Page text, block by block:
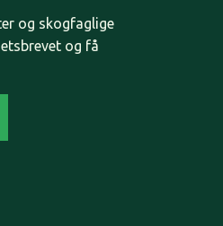
og skogfaglige
og få